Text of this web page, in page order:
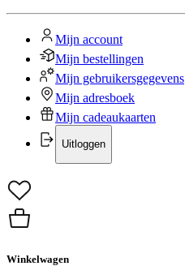
Mijn account
Mijn bestellingen
Mijn gebruikersgegevens
Mijn adresboek
Mijn cadeaukaarten
Uitloggen
Winkelwagen